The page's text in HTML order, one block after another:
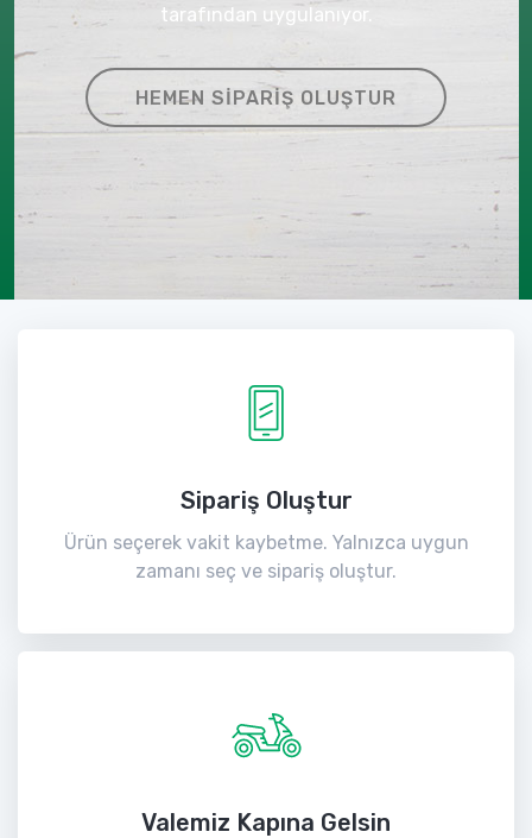
tarafından uygulanıyor.
HEMEN SIPARIŞ OLUŞTUR
Sipariş Oluştur
Ürün seçerek vakit kaybetme. Yalnızca uygun
zamanı seç ve sipariş oluştur.
Valemiz Kapına Gelsin